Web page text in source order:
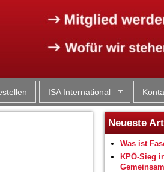
ISA International
Neueste
Was ist
KPÖ-Sieg